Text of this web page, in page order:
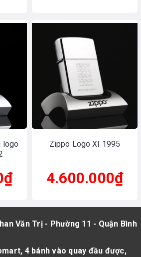
logo
Zippo Logo XI 1995
4.600.000₫
Văn Trị - Phường 11 - Quận Bình
4 bánh vào quay đầu được,